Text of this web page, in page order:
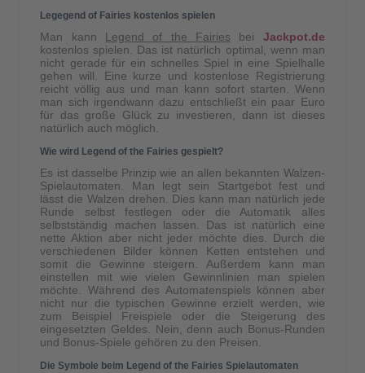
Legegend of Fairies kostenlos spielen
Man kann Legend of the Fairies bei Jackpot.de
kostenlos spielen. Das ist natürlich optimal, wenn man
nicht gerade für ein schnelles Spiel in eine Spielhalle
gehen will. Eine kurze und kostenlose Registrierung
reicht völlig aus und man kann sofort starten. Wenn
man sich irgendwann dazu entschließt ein paar Euro
für das große Glück zu investieren, dann ist dieses
natürlich auch möglich.
Wie wird Legend of the Fairies gespielt?
Es ist dasselbe Prinzip wie an allen bekannten Walzen-
Spielautomaten. Man legt sein Startgebot fest und
lässt die Walzen drehen. Dies kann man natürlich jede
Runde selbst festlegen oder die Automatik alles
selbstständig machen lassen. Das ist natürlich eine
nette Aktion aber nicht jeder möchte dies. Durch die
verschiedenen Bilder können Ketten entstehen und
somit die Gewinne steigern. Außerdem kann man
einstellen mit wie vielen Gewinnlinien man spielen
möchte. Während des Automatenspiels können aber
nicht nur die typischen Gewinne erzielt werden, wie
zum Beispiel Freispiele oder die Steigerung des
eingesetzten Geldes. Nein, denn auch Bonus-Runden
und Bonus-Spiele gehören zu den Preisen.
Die Symbole beim Legend of the Fairies Spielautomaten